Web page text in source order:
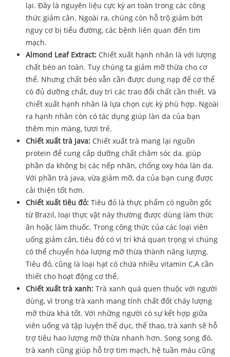
lại. Đây là nguyên liệu cực kỳ an toàn trong các công
thức giảm cân. Ngoài ra, chúng còn hỗ trộ giảm bớt
nguy cơ bị tiểu đường, các bệnh liên quan đến tim
mạch.
Almond Leaf Extract: Chiết xuất hạnh nhân là với lượng
chất béo an toàn. Tuy chúng ta giảm mỡ thừa cho cơ
thể. Nhưng chất béo vẫn cần được dung nạp để cơ thể
có đủ dưỡng chất, duy trì các trao đổi chất cần thiết. Và
chiết xuất hạnh nhân là lựa chọn cực kỳ phù hợp. Ngoài
ra hạnh nhân còn có tác dụng giúp làn da của bạn
thêm mịn màng, tươi trẻ.
Chiết xuất trà Java: Chiết xuất trà mang lại nguồn
protein để cung cấp dưỡng chất chăm sóc da. giúp
phần da không bị các nếp nhăn, chống oxy hóa làn da.
Với phần trà java, vừa giảm mỡ, da của bạn cung được
cải thiện tốt hơn.
Chiết xuất tiêu đỏ: Tiêu đỏ là thực phẩm có nguồn gốc
từ Brazil, loại thực vật này thường được dùng làm thức
ăn hoặc làm thuốc. Trong công thức của các loại viên
uống giảm cân, tiêu đỏ có vị trí khá quan trọng vì chúng
có thể chuyển hóa lượng mỡ thừa thành năng lượng.
Tiêu đỏ, cũng là loại hạt có chứa nhiều vitamin C,A cần
thiết cho hoạt động cơ thể.
Chiết xuất trà xanh: Trà xanh quá quen thuộc với người
dùng, vì trong trà xanh mang tính chất đốt cháy lượng
mỡ thừa khá tốt. Với những người có sự kết hợp giữa
viên uống và tập luyện thể dục, thể thao, trà xanh sẽ hỗ
trợ tiêu hao lượng mỡ thừa nhanh hơn. Song song đó,
trà xanh cũng giúp hỗ trợ tim mạch, hệ tuần máu cũng